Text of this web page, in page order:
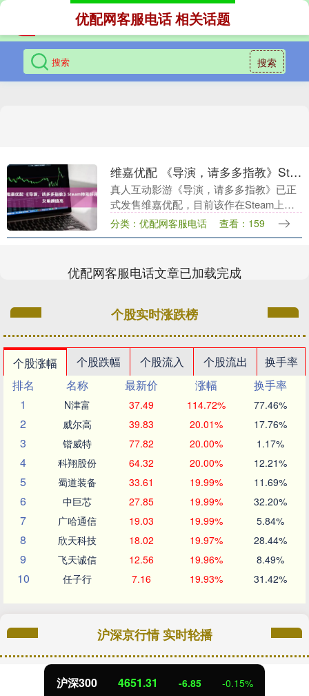
搜索
优配网客服电话 相关话题
维嘉优配 《导演，请多多指教》Steam特别好评 女角颜值高
真人互动影游《导演，请多多指教》已正
式发售维嘉优配，目前该作在Steam上总
评为“特别好评”，好评率为93%。 Steam
商店地址：点击进入 维嘉优配 《导
分类：优配网客服电话 查看：159
优配网客服电话文章已加载完成
个股实时涨跌榜
个股涨幅 个股跌幅 个股流入 个股流出
换手率
排名
名称 最新价 涨幅
换手率
1
N津富 37.49 114.72% 77.46%
2 威尔高 39.83 20.01% 17.76%
3 锴威特 77.82 20.00% 1.17%
4 科翔股份 64.32 20.00% 12.21%
5 蜀道装备 33.61 19.99% 11.69%
6 中巨芯 27.85 19.99% 32.20%
7 广哈通信 19.03 19.99% 5.84%
8 欣天科技 18.02 19.97% 28.44%
9 飞天诚信 12.56 19.96% 8.49%
10 任子行 7.16 19.93% 31.42%
沪深京行情 实时轮播
沪深300 4651.31 -6.85 -0.15%